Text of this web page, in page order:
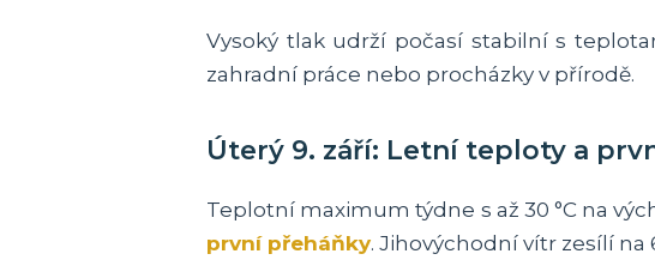
Vysoký tlak udrží počasí stabilní s
zahradní práce nebo procházky v přírodě.
Úterý 9. září: Letní teploty a
Teplotní maximum týdne s až 30 °C na
první přeháňky. Jihovýchodní vítr zesílí na